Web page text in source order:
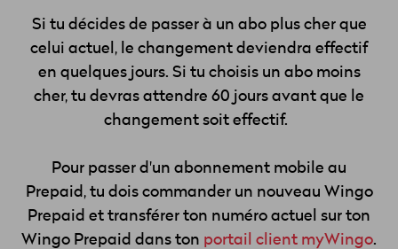
Si tu décides de passer à un aboplus cher que
celui actuel, le changement deviendra effectif
en quelques jours. Si tu choisis un abomoins
cher, tu devras attendre 60 jours avant que le
changement soit effectif.
Pour passer d'un abonnement mobile au
Prepaid , tu dois commander un nouveau Wingo
Prepaid et transférer ton numéro actuel sur ton
Wingo Prepaid dans ton portail client myWingo.